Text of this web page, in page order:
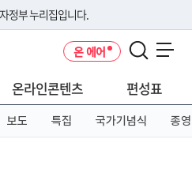
정부 누리집입니다.
인 주소를 사용하고 있다면 아래 URL에
온 에어
온라인콘텐츠 편성표
보도 특집 국가기념식 종영